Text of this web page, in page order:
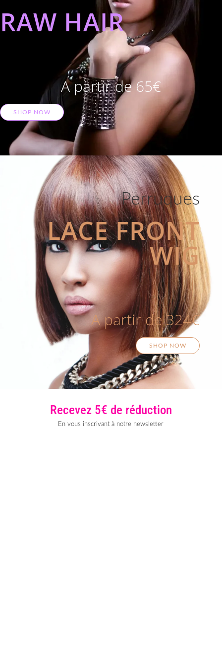
RAW HAIR
A partir de 65€
SHOP NOW
Perruques
LACE FRONT
WIG
A partir de 324€
SHOP NOW
Recevez 5€ de réduction
En vous inscrivant à notre newsletter